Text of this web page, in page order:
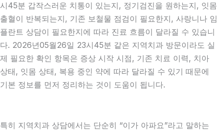
시45분 갑작스러운 치통이 있는지, 정기검진을 원하는지, 잇몸
출혈이 반복되는지, 기존 보철물 점검이 필요한지, 사랑니나 임
플란트 상담이 필요한지에 따라 진료 흐름이 달라질 수 있습니
다. 2026년05월26일 23시45분 같은 지역치과 방문이라도 실
제 필요한 확인 항목은 증상 시작 시점, 기존 치료 이력, 치아
상태, 잇몸 상태, 복용 중인 약에 따라 달라질 수 있기 때문에
기본 정보를 먼저 정리하는 것이 도움이 됩니다.
특히 지역치과 상담에서는 단순히 “이가 아파요”라고 말하는